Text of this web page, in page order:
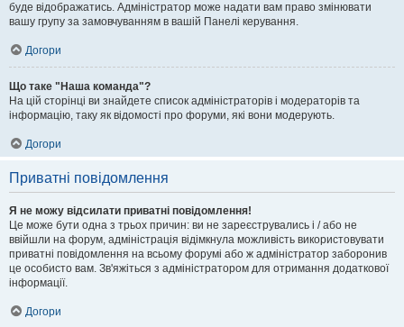
буде відображатись. Адміністратор може надати вам право змінювати
вашу групу за замовчуванням в вашій Панелі керування.
Догори
Що таке "Наша команда"?
На цій сторінці ви знайдете список адміністраторів і модераторів та
інформацію, таку як відомості про форуми, які вони модерують.
Догори
Приватні повідомлення
Я не можу відсилати приватні повідомлення!
Це може бути одна з трьох причин: ви не зареєструвались і / або не
ввійшли на форум, адміністрація відімкнула можливість використовувати
приватні повідомлення на всьому форумі або ж адміністратор заборонив
це особисто вам. Зв'яжіться з адміністратором для отримання додаткової
інформації.
Догори